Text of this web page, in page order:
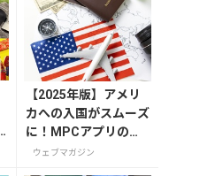
【2025年版】アメリ
カへの入国がスムーズ
に！MPCアプリの登
録方法や使い方を解説
ウェブマガジン